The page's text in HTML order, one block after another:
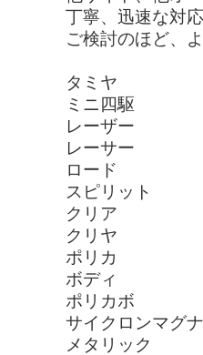
丁寧、迅速な対
ご検討のほど、
タミヤ
ミニ四駆
レーザー
レーサー
ロード
スピリット
クリア
クリヤ
ポリカ
ボディ
ポリカボ
サイクロンマグ
メタリック